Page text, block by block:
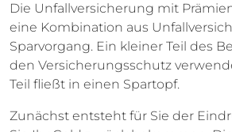
Die Unfallversicherung mit
eine Kombination aus
Sparvorgang. Ein kleiner Teil des
den Versicherungsschutz
Teil fließt in einen Spartopf.
Zunächst entsteht für Sie der